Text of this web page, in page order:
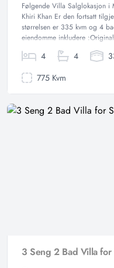
Følgende Villa Salglokasjon i
Khiri Khan Er den fortsatt
størrelsen er 335 kvm og 4
eiendomme inkludere
4 4
775 Kvm
3 Seng 2 Bad Villa for